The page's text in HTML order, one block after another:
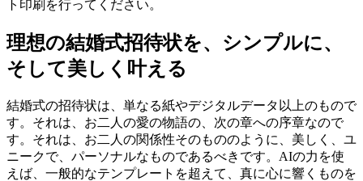
ト印刷を行ってください。
理想の結婚式招待状を、シンプルに、
そして美しく叶える
結婚式の招待状は、単なる紙やデジタルデータ以上のもので
す。それは、お二人の愛の物語の、次の章への序章なので
す。それは、お二人の関係性そのもののように、美しく、ユ
ニークで、パーソナルなものであるべきです。AIの力を使
えば、一般的なテンプレートを超えて、真に心に響くものを